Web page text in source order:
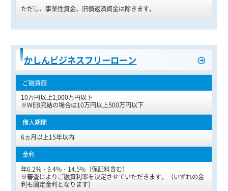
ただし、事業性資金、旧債返済資金は除きます。
かしんビジネスフリーローン
10万円以上1,000万円以下
※WEB完結の場合は10万円以上500万円以下
6ヵ月以上15年以内
年6.2%・9.4%・14.5%（保証料含む）
※審査によりご融資利率を決定させていただきます。（いずれの金
利も固定金利となります）